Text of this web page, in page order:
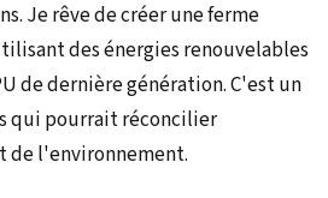
Je rêve de créer une ferme
des énergies renouvelables
de dernière génération. C'est un
qui pourrait réconcilier
de l'environnement.